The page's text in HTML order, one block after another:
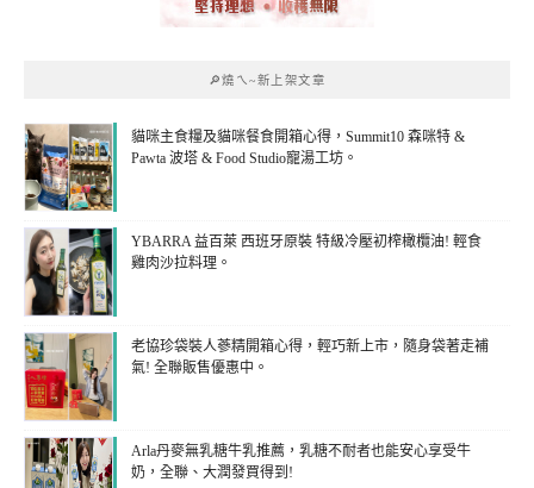
🔎燒ㄟ~新上架文章
貓咪主食糧及貓咪餐食開箱心得，Summit10 森咪特 &
Pawta 波塔 & Food Studio寵湯工坊。
YBARRA 益百萊 西班牙原裝 特級冷壓初榨橄欖油! 輕食
雞肉沙拉料理。
老協珍袋裝人蔘精開箱心得，輕巧新上市，隨身袋著走補
氣! 全聯販售優惠中。
Arla丹麥無乳糖牛乳推薦，乳糖不耐者也能安心享受牛
奶，全聯、大潤發買得到!